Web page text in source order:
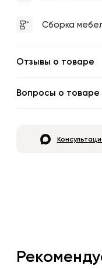
Сборка
Отзывы о товаре
Вопросы о товаре